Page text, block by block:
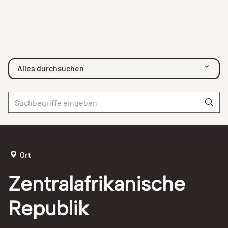
Alles durchsuchen
Ort
Zentralafrikanische
Republik